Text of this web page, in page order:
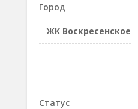
Город
ЖК Воскресенское
Статус